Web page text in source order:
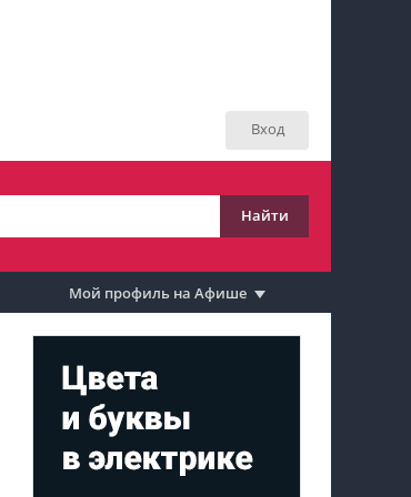
Вход
Найти
Мои тусовки
Мои места
Перечитать
Мой профиль на Афише